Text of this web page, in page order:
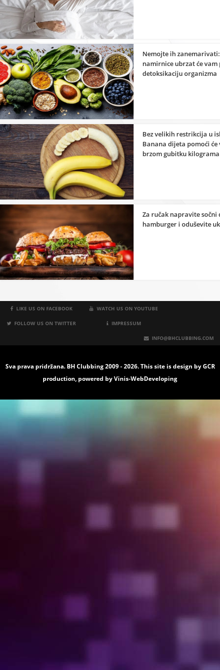
Nemojte ih
namirnice ubrzat će
detoksikaciju organizma
Bez velikih restrikcija u
Banana dijeta pomoći će
brzom gubitku kilograma
Za ručak napravite sočni
hamburger i oduševite
LIKE US ON FACEBOOK WATCH US ON YOUTUBE
FOLLOW US ON TWITTER IMPRESSUM
INFO@BHCLUBBING.COM
Sva prava pridržana. BH Clubbing 2009 - 2026. This site is design byGCR
production, powered byVinis-WebDeveloping